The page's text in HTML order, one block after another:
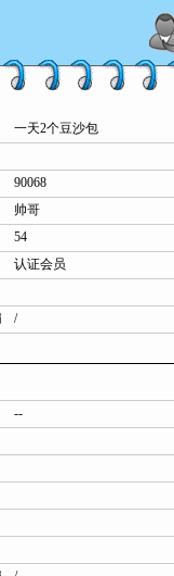
一天2个豆沙包
90068
帅哥
54
认证会员
/
--